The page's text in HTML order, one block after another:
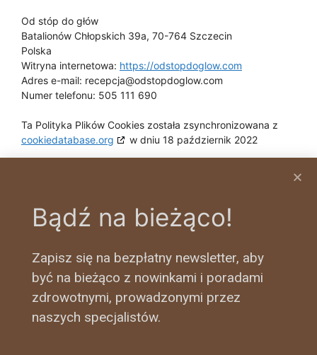
Od stóp do głów
Batalionów Chłopskich 39a, 70-764 Szczecin
Polska
Witryna internetowa: https://odstopdoglow.com
Adres e-mail: moc.wolgodpotsdo@ajcpecer
Numer telefonu: 505 111 690
Ta Polityka Plików Cookies została zsynchronizowana z
cookiedatabase.org
w dniu 18 październik 2022
505 111 690
Batalionów Chłopskich 39a, 70-764 Szczecin
Bądź na bieżąco!
Zapisz się na bezpłatny newsletter, aby
być na bieżąco z nowinkami i poradami
zdrowotnymi, prowadzonymi przez
naszych specjalistów.